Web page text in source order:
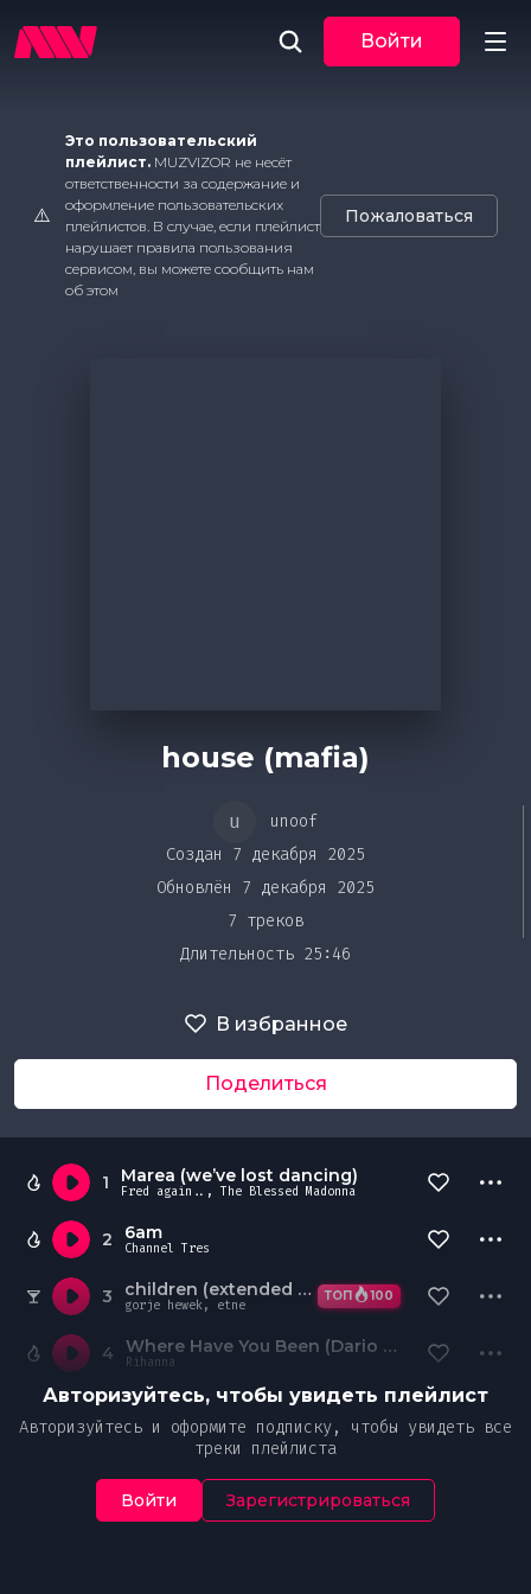
Новости
Музыка
По трекам
DJ BATTLE
Войти
⚠️
Это пользовательский
плейлист. MUZVIZOR не несёт
ответственности за содержание и
оформление пользовательских
плейлистов. В случае, если плейлист
нарушает правила пользования
сервисом, вы можете сообщить нам
об этом
Пожаловаться
house (mafia)
u
unoof
Создан 7 декабря 2025
Обновлён 7 декабря 2025
7 треков
Длительность 25:46
В избранное
Поделиться
1 Marea (we’ve lost dancing)
Fred again.., The Blessed Madonna
2 6am
Channel Tres
3 children (extended mix)
gorje hewek, etne
ТОП 100
4 Where Have You Been (Dario Hessabi, MALHO (FR), JARP Remix)
Rihanna
Авторизуйтесь, чтобы увидеть плейлист
Авторизуйтесь и оформите подписку, чтобы увидеть все
треки плейлиста
Войти Зарегистрироваться
воспроизведения